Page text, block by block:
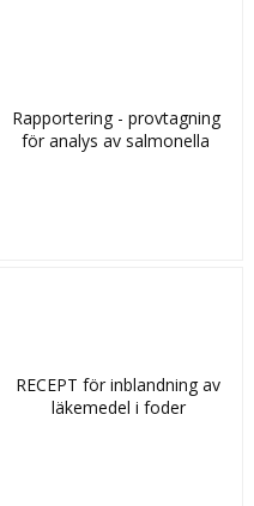
Rapportering - provtagning
för analys av salmonella
RECEPT för inblandning av
läkemedel i foder